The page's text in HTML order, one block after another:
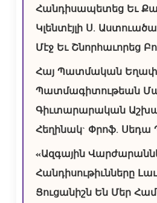
Հանդիսապետեց Եւ
Կլենտէյլի Ս.
Մէջ Եւ Շնորհաւորեց
Հայ Պատմական
Պատմագիտութեան
Գիւտարարական
Հեղինակ` Փրոֆ. Սեդա
«Ազգային
Հանդիսութիւնները
Ցուցանիշն Են Մեր